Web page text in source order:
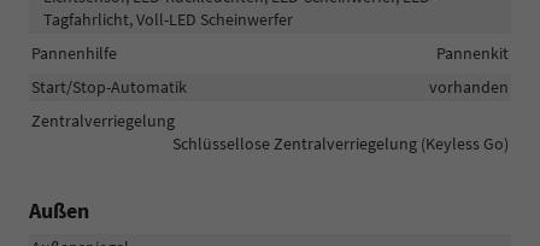
Tagfahrlicht, Voll-LED Scheinwerfer
Pannenhilfe
Pannenkit
Start/Stop-Automatik
vorhanden
Zentralverriegelung
Schlüssellose Zentralverriegelung (Keyless Go)
Außen